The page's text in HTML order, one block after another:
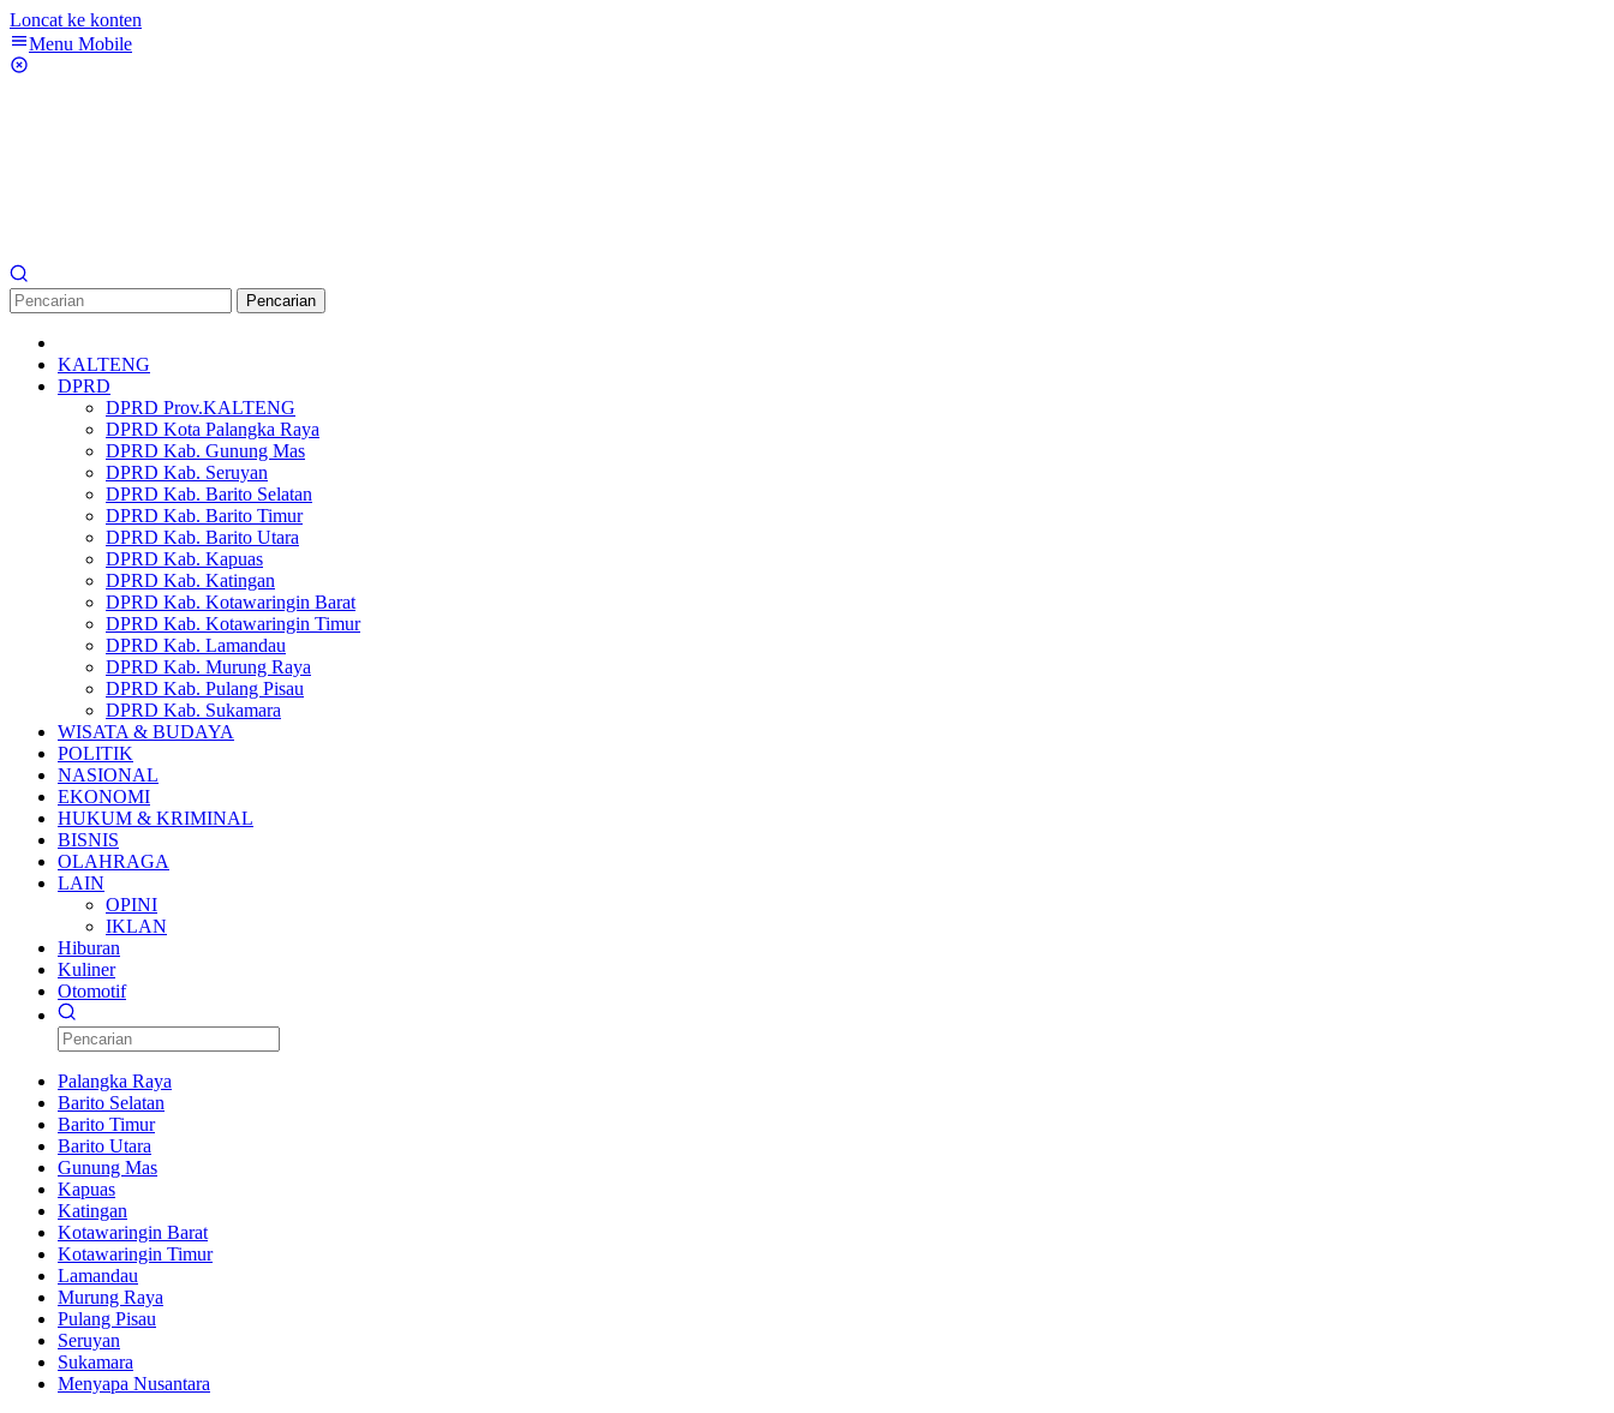
Loncat ke konten
Menu Mobile
Pencarian
KALTENG
DPRD
DPRD Prov.KALTENG
DPRD Kota Palangka Raya
DPRD Kab. Gunung Mas
DPRD Kab. Seruyan
DPRD Kab. Barito Selatan
DPRD Kab. Barito Timur
DPRD Kab. Barito Utara
DPRD Kab. Kapuas
DPRD Kab. Katingan
DPRD Kab. Kotawaringin Barat
DPRD Kab. Kotawaringin Timur
DPRD Kab. Lamandau
DPRD Kab. Murung Raya
DPRD Kab. Pulang Pisau
DPRD Kab. Sukamara
WISATA & BUDAYA
POLITIK
NASIONAL
EKONOMI
HUKUM & KRIMINAL
BISNIS
OLAHRAGA
LAIN
OPINI
IKLAN
Hiburan
Kuliner
Otomotif
Palangka Raya
Barito Selatan
Barito Timur
Barito Utara
Gunung Mas
Kapuas
Katingan
Kotawaringin Barat
Kotawaringin Timur
Lamandau
Murung Raya
Pulang Pisau
Seruyan
Sukamara
Menyapa Nusantara